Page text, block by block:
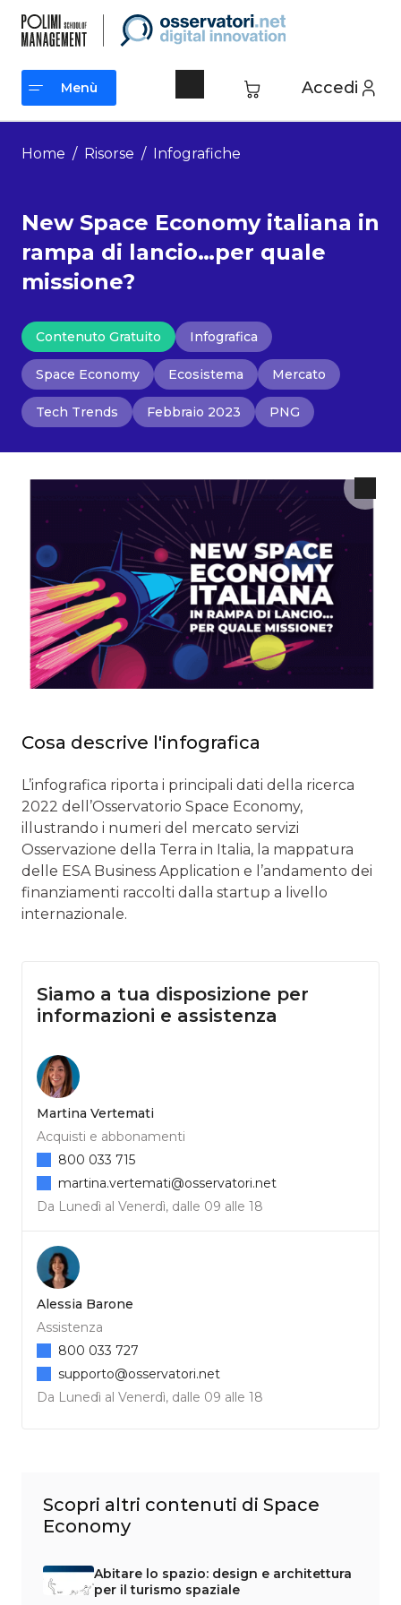
contenuto
Accedi
Menù
Menù
Home / Risorse / Infografiche
New Space Economy italiana in
rampa di lancio…per quale
missione?
Contenuto Gratuito Infografica
Space Economy Ecosistema Mercato
Tech Trends Febbraio 2023 PNG
Cosa descrive l'infografica
L’infografica riporta i principali dati della ricerca
2022 dell’Osservatorio Space Economy,
illustrando i numeri del mercato servizi
Osservazione della Terra in Italia, la mappatura
delle ESA Business Application e l’andamento dei
finanziamenti raccolti dalla startup a livello
internazionale.
Siamo a tua disposizione per
informazioni e assistenza
Martina Vertemati
Acquisti e abbonamenti
Da Lunedì al Venerdì, dalle 09 alle 18
800 033 715
martina.vertemati@osservatori.net
Alessia Barone
Assistenza
Da Lunedì al Venerdì, dalle 09 alle 18
800 033 727
supporto@osservatori.net
Scopri altri contenuti di Space
Economy
Abitare lo spazio: design e architettura
per il turismo spaziale